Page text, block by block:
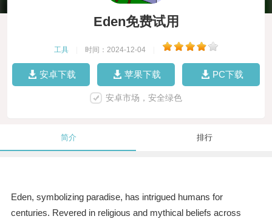
Eden免费试用
工具 时间：2024-12-04
安卓下载 苹果下载 PC下载
安卓市场，安全绿色
简介 排行
Eden, symbolizing paradise, has intrigued humans for
centuries. Revered in religious and mythical beliefs across